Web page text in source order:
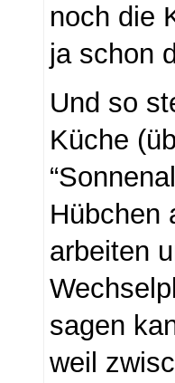
noch die
ja schon
Und so
Küche
Hübchen
arbeiten
sagen
weil